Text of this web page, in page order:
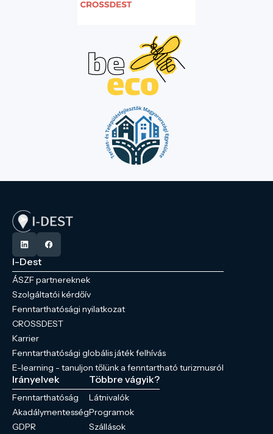
I-Dest
ÁSZF partnereknek
Szolgáltatói kérdőív
Fenntarthatósági nyilatkozat
CROSSDEST
Karrier
Fenntarthatósági globális játék felhívás
E-learning - tanuljon tőlünk a fenntartható turizmusról
Irányelvek
Fenntarthatóság
Akadálymentesség
GDPR
Többre vágyik?
Látnivalók
Programok
Szállások